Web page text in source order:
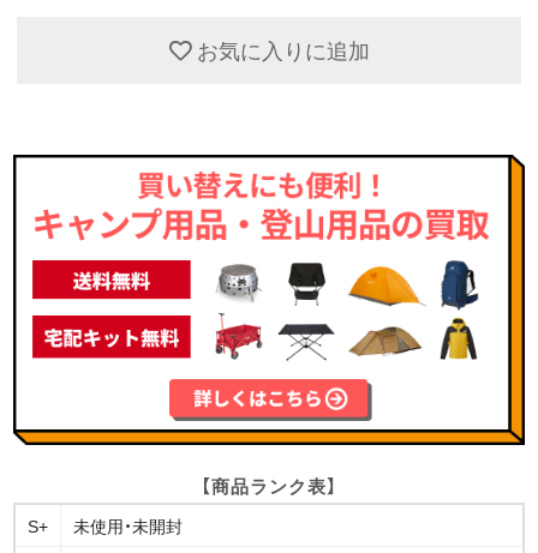
お気に入りに追加
【商品ランク表】
S+
未使用・未開封